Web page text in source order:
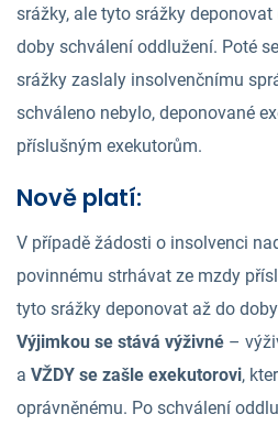
srážky, ale tyto srážky
doby schválení oddlužení. Poté
srážky zaslaly insolvenčnímu
schváleno nebylo, deponované
příslušným exekutorům.
Nově platí:
V případě žádosti o insolvenci
povinnému strhávat ze mzdy
tyto srážky deponovat až do
Výjimkou se stává výživné –
a VŽDY se zašle exekutorovi,
oprávněnému. Po schválení